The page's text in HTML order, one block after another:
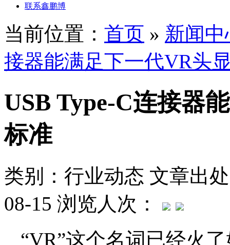
联系鑫鹏博
当前位置： 首页 » 新闻中
接器能满足下一代VR头
USB Type-C连接器
标准
类别：行业动态 文章出
08-15 浏览人次：
“VR”这个名词已经火